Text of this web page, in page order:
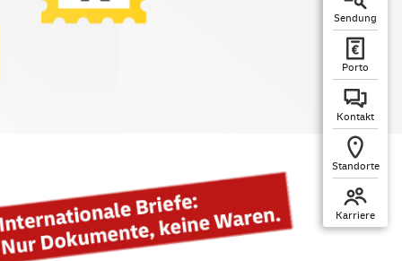
Sendung
Porto
Kontakt
Standorte
Karriere